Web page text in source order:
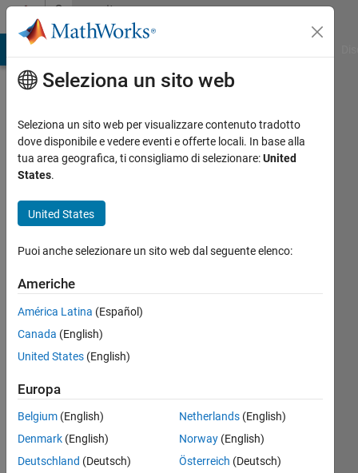
Vai al contenutoCommunity
Profile
Atique
Barudgar
Last
oltre 6
Attivo
Followers:
Follow
Seleziona un sito web
Seleziona un sito web per visualizzare contenuto tradotto
dove disponibile e vedere eventi e offerte locali. In base alla
tua area geografica, ti consigliamo di selezionare:United
States.
United States
Puoi anche selezionare un sito web dal seguente elenco:
Americhe
América Latina (Español)
Canada (English)
United States (English)
Europa
Belgium (English)
Denmark (English)
Deutschland (Deutsch)
Netherlands(English)
Norway(English)
Österreich (Deutsch)